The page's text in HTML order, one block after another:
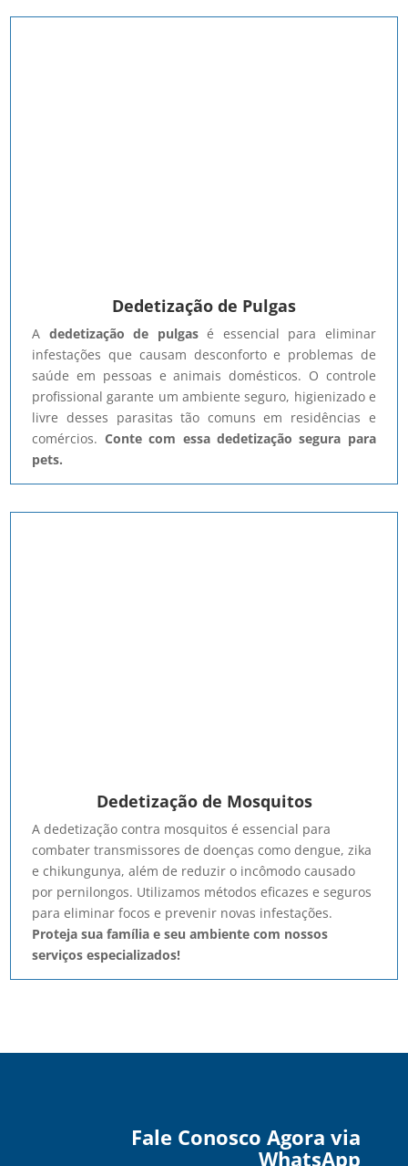
Dedetização de Pulgas
A dedetização de pulgasé essencial para eliminar
infestações que causam desconforto e problemas de
saúde em pessoas e animais domésticos. O controle
profissional garante um ambiente seguro, higienizado e
livre desses parasitas tão comuns em residências e
comércios. Conte com essa dedetização segura para
pets.
Dedetização de Mosquitos
A dedetização contra mosquitos é essencial para
combater transmissores de doenças como dengue, zika
e chikungunya, além de reduzir o incômodo causado
por pernilongos. Utilizamos métodos eficazes e seguros
para eliminar focos e prevenir novas infestações.
Proteja sua família e seu ambiente com nossos
serviços especializados!
Fale Conosco Agora via
WhatsApp